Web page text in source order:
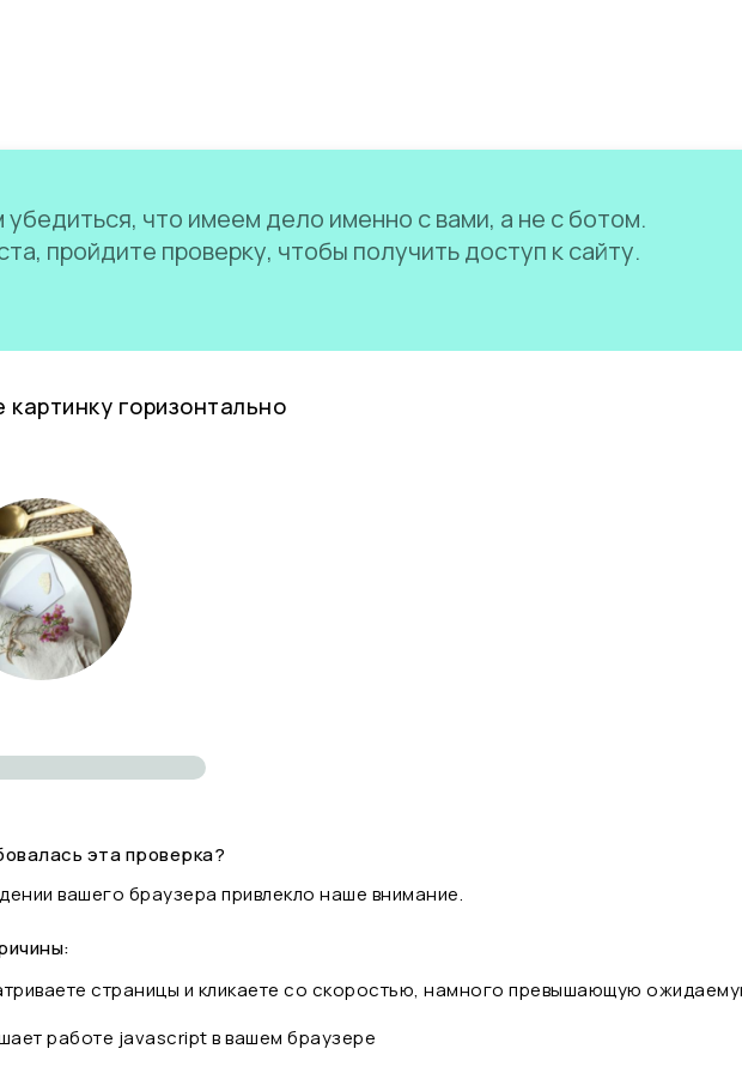
что имеем дело именно с вами, а не с ботом.
пройдите проверку, чтобы получить доступ к сайту.
картинку горизонтально
эта проверка?
вашего браузера привлекло наше внимание.
страницы и кликаете со скоростью, намного превышающую
работе javascript в вашем браузере